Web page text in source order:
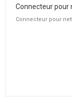
Connecteur pour
Connecteur pour